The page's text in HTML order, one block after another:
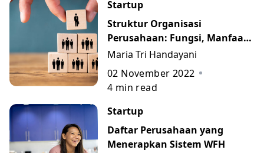
Startup
Struktur Organisasi
Perusahaan: Fungsi, Manfaat,
Contoh, dan 7 Jenisnya
Maria Tri Handayani
02 November 2022
4 min read
Startup
Daftar Perusahaan yang
Menerapkan Sistem WFH